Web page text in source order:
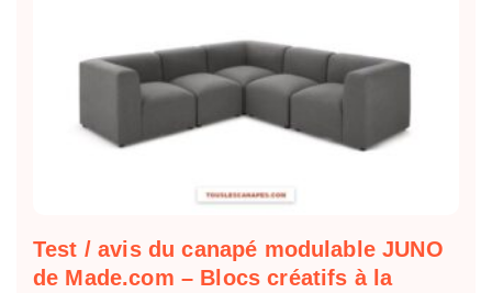
Test / avis du canapé modulable JUNO
de Made.com – Blocs créatifs à la